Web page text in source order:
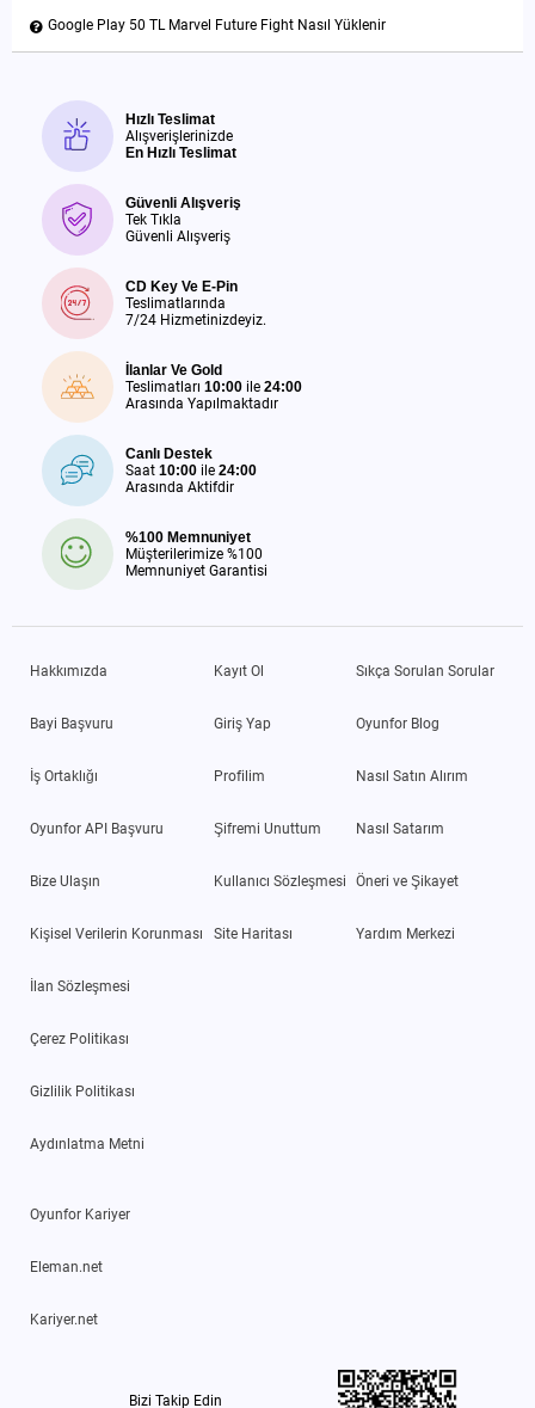
Google Play 50 TL Marvel Future Fight Nasıl Yüklenir
Hızlı Teslimat
Alışverişlerinizde
En Hızlı Teslimat
Güvenli Alışveriş
Tek Tıkla
Güvenli Alışveriş
CD Key Ve E-Pin
Teslimatlarında
7/24 Hizmetinizdeyiz.
İlanlar Ve Gold
Teslimatları 10:00 ile 24:00
Arasında Yapılmaktadır
Canlı Destek
Saat 10:00 ile 24:00
Arasında Aktifdir
%100 Memnuniyet
Müşterilerimize %100
Memnuniyet Garantisi
Hakkımızda
Bayi Başvuru
İş Ortaklığı
Oyunfor API Başvuru
Bize Ulaşın
Kişisel Verilerin Korunması
İlan Sözleşmesi
Çerez Politikası
Gizlilik Politikası
Aydınlatma Metni
Kayıt Ol
Giriş Yap
Profilim
Şifremi Unuttum
Kullanıcı Sözleşmesi
Site Haritası
Sıkça Sorulan Sorular
Oyunfor Blog
Nasıl Satın Alırım
Nasıl Satarım
Öneri ve Şikayet
Yardım Merkezi
Oyunfor Kariyer
Eleman.net
Kariyer.net
Bizi Takip Edin